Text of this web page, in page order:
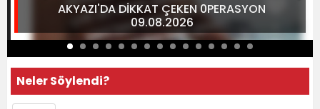
AKYAZI'DA DİKKAT ÇEKEN 0PERASYON
09.08.2026
Neler Söylendi?